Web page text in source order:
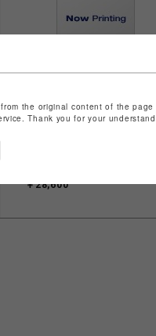
￥28,600
the original content of the page
Thank you for your